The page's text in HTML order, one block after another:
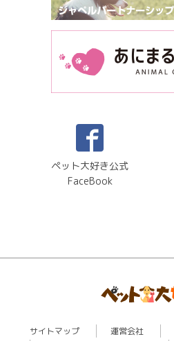
ペット大好き公式
FaceBook
サイトマップ 運営会社